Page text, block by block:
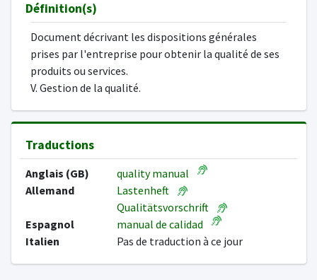
Définition(s)
Document décrivant les dispositions générales
prises par l'entreprise pour obtenir la qualité de ses
produits ou services.
V. Gestion de la qualité.
Traductions
Anglais (GB)
quality manual
Allemand
Lastenheft
Qualitätsvorschrift
Espagnol
manual de calidad
Italien
Pas de traduction à ce jour